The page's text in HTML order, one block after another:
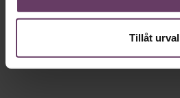
Tillåt urval